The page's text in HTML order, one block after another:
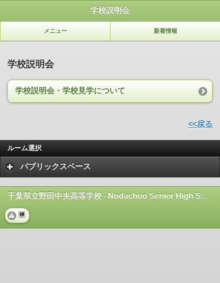
学校説明会
メニュー 新着情報
学校説明会
学校説明会・学校見学について
<<戻る
ルーム選択
パブリックスペース
千葉県立野田中央高等学校 - Nodachuo Senior High School